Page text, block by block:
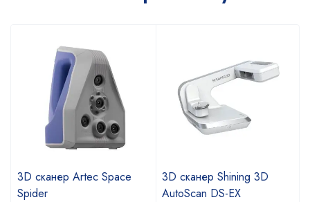
3D сканер Artec Space
Spider
3D сканер Shining 3D
AutoScan DS-EX